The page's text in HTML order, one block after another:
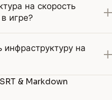
на скорость
игре?
инфраструктуру на
& Markdown